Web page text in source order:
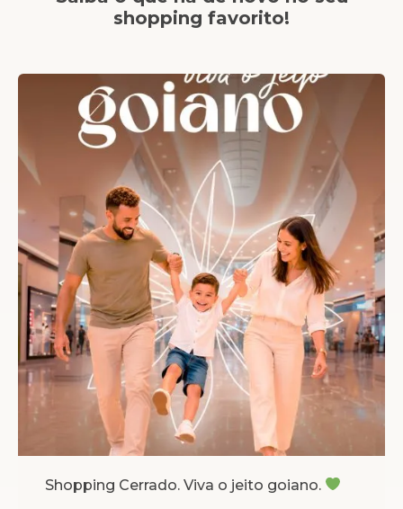
shopping favorito!
Shopping Cerrado. Viva o jeito goiano.